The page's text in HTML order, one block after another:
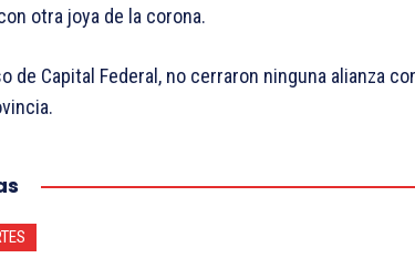
otra joya de la corona.
de Capital Federal, no cerraron ninguna alianza